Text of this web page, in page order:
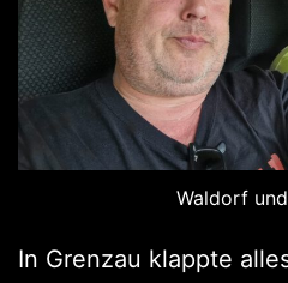
Waldorf
In Grenzau klappte